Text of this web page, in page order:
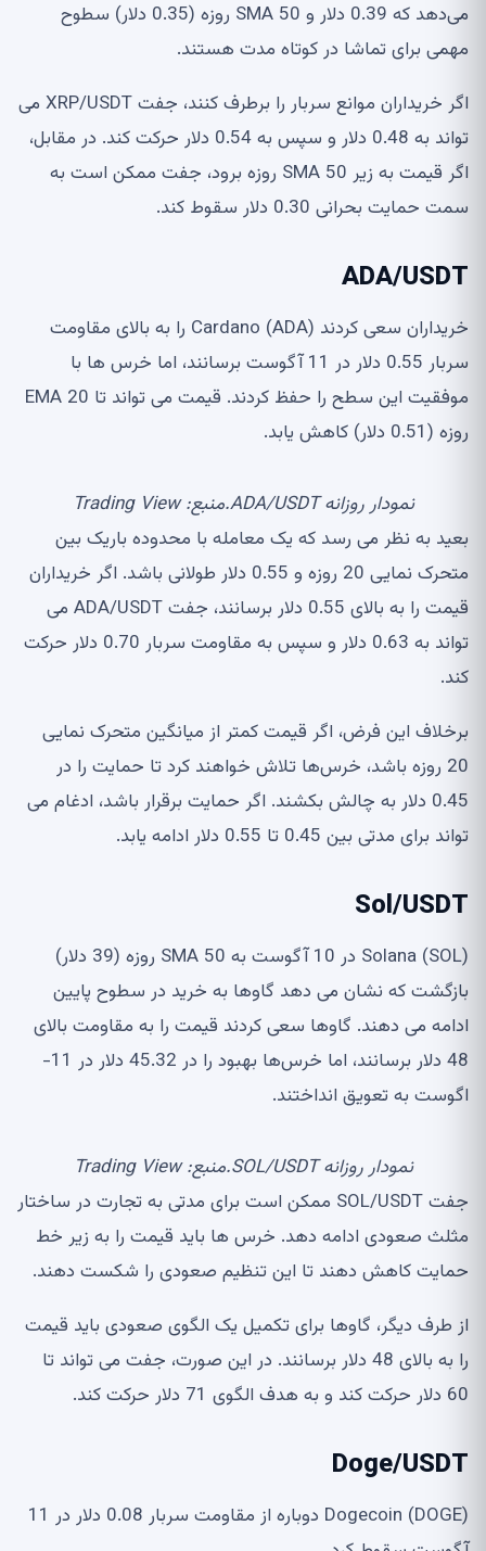
می‌دهد که 0.39 دلار و SMA 50 روزه (0.35 دلار) سطوح
مهمی برای تماشا در کوتاه مدت هستند.
اگر خریداران موانع سربار را برطرف کنند، جفت XRP/USDT می
تواند به 0.48 دلار و سپس به 0.54 دلار حرکت کند. در مقابل،
اگر قیمت به زیر SMA 50 روزه برود، جفت ممکن است به
سمت حمایت بحرانی 0.30 دلار سقوط کند.
ADA/USDT
خریداران سعی کردند Cardano (ADA) را به بالای مقاومت
سربار 0.55 دلار در 11 آگوست برسانند، اما خرس ها با
موفقیت این سطح را حفظ کردند. قیمت می تواند تا EMA 20
روزه (0.51 دلار) کاهش یابد.
نمودار روزانه ADA/USDT.منبع: Trading View
بعید به نظر می رسد که یک معامله با محدوده باریک بین
متحرک نمایی 20 روزه و 0.55 دلار طولانی باشد. اگر خریداران
قیمت را به بالای 0.55 دلار برسانند، جفت ADA/USDT می
تواند به 0.63 دلار و سپس به مقاومت سربار 0.70 دلار حرکت
کند.
برخلاف این فرض، اگر قیمت کمتر از میانگین متحرک نمایی
20 روزه باشد، خرس‌ها تلاش خواهند کرد تا حمایت را در
0.45 دلار به چالش بکشند. اگر حمایت برقرار باشد، ادغام می
تواند برای مدتی بین 0.45 تا 0.55 دلار ادامه یابد.
Sol/USDT
Solana (SOL) در 10 آگوست به SMA 50 روزه (39 دلار)
بازگشت که نشان می دهد گاوها به خرید در سطوح پایین
ادامه می دهند. گاوها سعی کردند قیمت را به مقاومت بالای
48 دلار برسانند، اما خرس‌ها بهبود را در 45.32 دلار در 11-
اگوست به تعویق انداختند.
نمودار روزانه SOL/USDT.منبع: Trading View
جفت SOL/USDT ممکن است برای مدتی به تجارت در ساختار
مثلث صعودی ادامه دهد. خرس ها باید قیمت را به زیر خط
حمایت کاهش دهند تا این تنظیم صعودی را شکست دهند.
از طرف دیگر، گاوها برای تکمیل یک الگوی صعودی باید قیمت
را به بالای 48 دلار برسانند. در این صورت، جفت می تواند تا
60 دلار حرکت کند و به هدف الگوی 71 دلار حرکت کند.
Doge/USDT
Dogecoin (DOGE) دوباره از مقاومت سربار 0.08 دلار در 11